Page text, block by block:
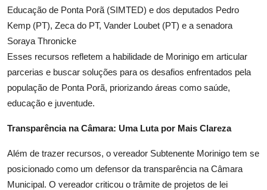
Educação de Ponta Porã (SIMTED) e dos deputados Pedro
Kemp (PT), Zeca do PT, Vander Loubet (PT) e a senadora
Soraya Thronicke
Esses recursos refletem a habilidade de Morinigo em articular
parcerias e buscar soluções para os desafios enfrentados pela
população de Ponta Porã, priorizando áreas como saúde,
educação e juventude.
Transparência na Câmara: Uma Luta por Mais Clareza
Além de trazer recursos, o vereador Subtenente Morinigo tem se
posicionado como um defensor da transparência na Câmara
Municipal. O vereador criticou o trâmite de projetos de lei